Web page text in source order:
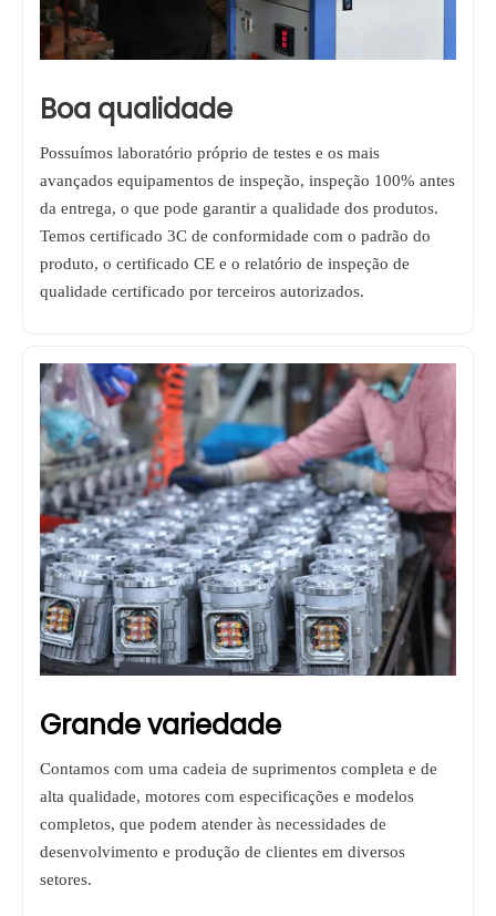
Boa qualidade
Possuímos laboratório próprio de testes e os mais
avançados equipamentos de inspeção, inspeção 100% antes
da entrega, o que pode garantir a qualidade dos produtos.
Temos certificado 3C de conformidade com o padrão do
produto, o certificado CE e o relatório de inspeção de
qualidade certificado por terceiros autorizados.
Grande variedade
Contamos com uma cadeia de suprimentos completa e de
alta qualidade, motores com especificações e modelos
completos, que podem atender às necessidades de
desenvolvimento e produção de clientes em diversos
setores.